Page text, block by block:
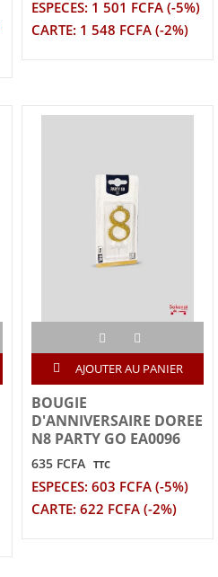
ESPECES: 1 501 FCFA (-5%)
CARTE: 1 548 FCFA (-2%)
AJOUTER AU PANIER
BOUGIE
D'ANNIVERSAIRE DOREE
N8 PARTY GO EA0096
635 FCFA TTC
ESPECES: 603 FCFA (-5%)
CARTE: 622 FCFA (-2%)